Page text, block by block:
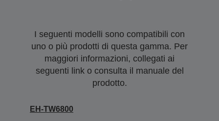
I seguenti modelli sono compatibili con
uno o più prodotti di questa gamma. Per
maggiori informazioni, collegati ai
seguenti link o consulta il manuale del
prodotto.
EH-TW6800